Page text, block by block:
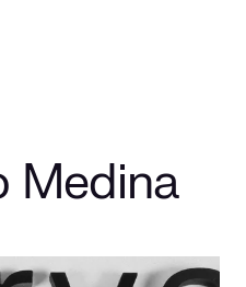
Medina